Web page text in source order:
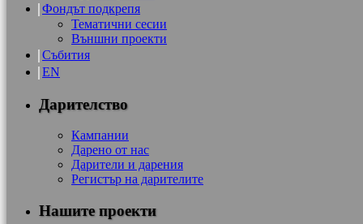
Фондът подкрепя
Тематични сесии
Външни проекти
Събития
EN
Дарителство
Кампании
Дарено от нас
Дарители и дарения
Регистър на дарителите
Нашите проекти